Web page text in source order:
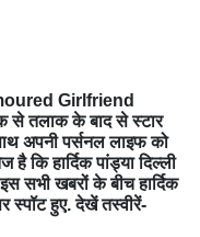
Girlfriend
से तलाक के बाद से स्टार
अपनी पर्सनल लाइफ को
कि हार्दिक पांड्या दिल्ली
सभी खबरों के बीच हार्दिक
स्पॉट हुए. देखें तस्वीरें-